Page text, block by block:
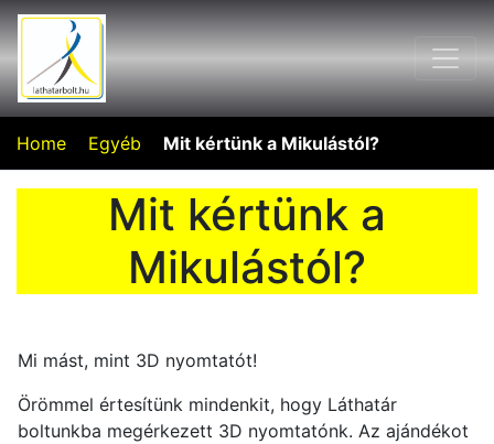
Home Egyéb Mit kértünk a Mikulástól?
Mit kértünk a
Mikulástól?
Mi mást, mint 3D nyomtatót!
Örömmel értesítünk mindenkit, hogy Láthatár
boltunkba megérkezett 3D nyomtatónk. Az ajándékot